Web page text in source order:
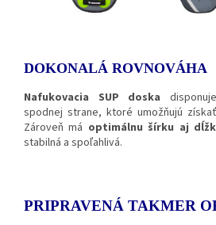
DOKONALÁ ROVNOVÁHA
Nafukovacia SUP doska disponuje
spodnej strane, ktoré umožňujú
Zároveň má optimálnu šírku aj
stabilná a spoľahlivá.
PRIPRAVENÁ TAKMER